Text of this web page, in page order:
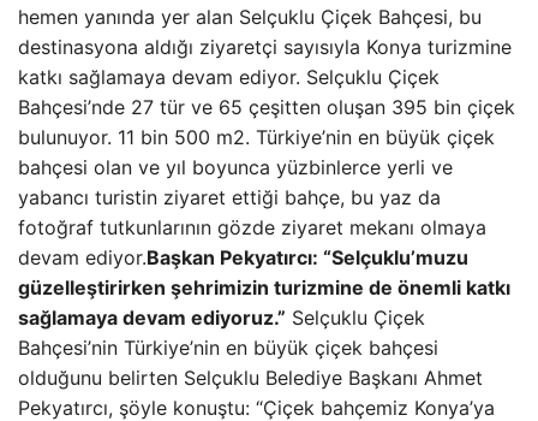
hemen yanında yer alan Selçuklu Çiçek Bahçesi, bu
destinasyona aldığı ziyaretçi sayısıyla Konya turizmine
katkı sağlamaya devam ediyor. Selçuklu Çiçek
Bahçesi’nde 27 tür ve 65 çeşitten oluşan 395 bin çiçek
bulunuyor. ​11 bin 500 m2. Türkiye’nin en büyük çiçek
bahçesi olan ve yıl boyunca yüzbinlerce yerli ve
yabancı turistin ziyaret ettiği bahçe, bu yaz da
fotoğraf tutkunlarının gözde ziyaret mekanı olmaya
devam ediyor.Başkan Pekyatırcı: “Selçuklu’muzu
güzelleştirirken şehrimizin turizmine de önemli katkı
sağlamaya devam ediyoruz.” Selçuklu Çiçek
Bahçesi’nin Türkiye’nin en büyük çiçek bahçesi
olduğunu belirten Selçuklu Belediye Başkanı Ahmet
Pekyatırcı, şöyle konuştu: “Çiçek bahçemiz Konya’ya